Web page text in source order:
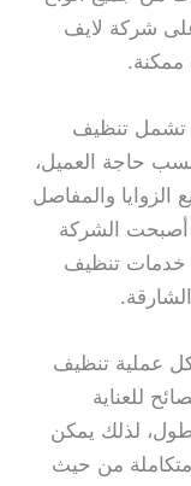
على شركة لايف
تشمل تنظيف
حاجة العميل،
والمفاصل
أصبحت الشركة
خدمات تنظيف
عملية تنظيف
للعناية
لذلك يمكن
من حيث